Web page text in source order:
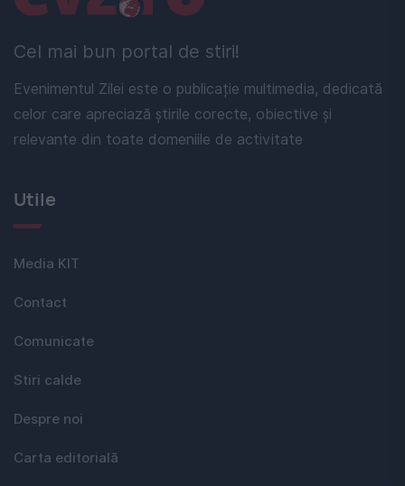
Cel mai bun portal de stiri!
Evenimentul Zilei este o publicație multimedia, dedicată
celor care apreciază știrile corecte, obiective și
relevante din toate domeniile de activitate
Utile
Media KIT
Contact
Comunicate
Stiri calde
Despre noi
Carta editorială